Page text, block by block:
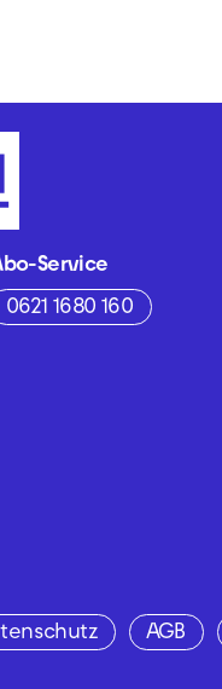
Service
0621 1680 160
AGB